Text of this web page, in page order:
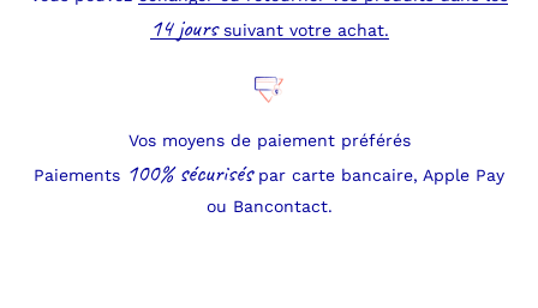
14 jourssuivant votre achat.
Vos moyens de paiement préférés
Paiements 100% sécurisés par carte bancaire, Apple Pay
ou Bancontact.